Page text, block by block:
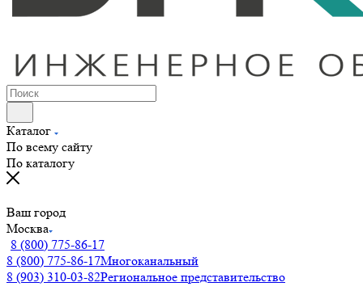
Каталог
По всему сайту
По каталогу
Ваш город
Москва
8 (800) 775-86-17
8 (800) 775-86-17Многоканальный
8 (903) 310-03-82Региональное представительство